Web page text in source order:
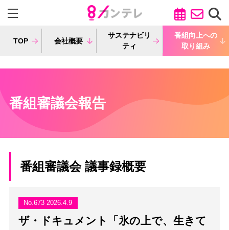
TOP 会社概要
サステナビリ
ティ
番組向上への
取り組み
番組審議会報告
番組審議会 議事録概要
No.673 2026.4.9
ザ・ドキュメント「氷の上で、生きて